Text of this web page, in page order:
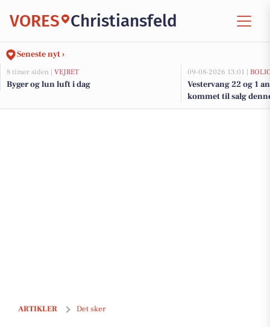
VORES Christiansfeld
Seneste nyt ›
8 timer siden | VEJRET
Byger og lun luft i dag
09-08-2026 13:01 |
Vestervang 22 og 1
kommet til salg
se boligerne her.
ARTIKLER Det sker
Gospelkoncert i Tyrstrup Kirke: En aften fyldt med sang og musik